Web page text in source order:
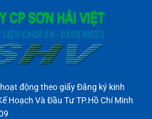
động theo giấy Đăng ký kinh
Hoạch Và Đầu Tư TP.Hồ Chí Minh